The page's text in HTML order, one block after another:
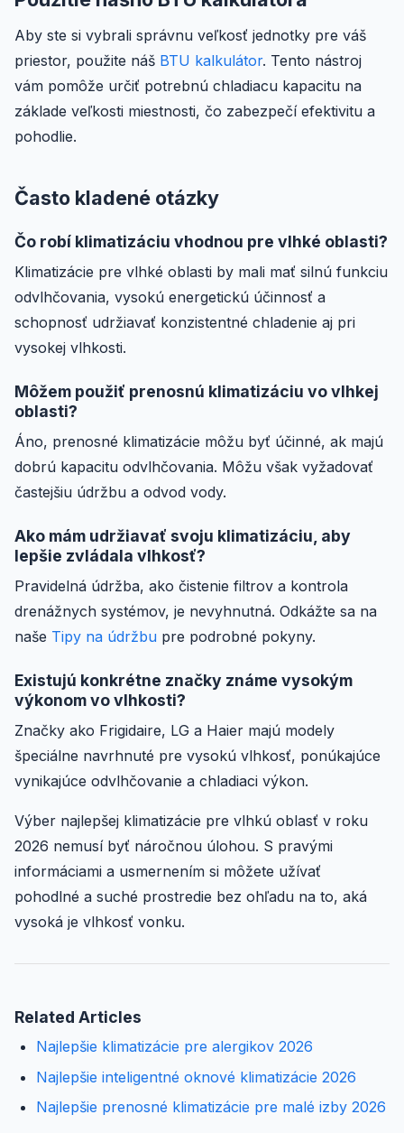
Aby ste si vybrali správnu veľkosť jednotky pre váš
priestor, použite náš BTU kalkulátor. Tento nástroj
vám pomôže určiť potrebnú chladiacu kapacitu na
základe veľkosti miestnosti, čo zabezpečí efektivitu a
pohodlie.
Často kladené otázky
Čo robí klimatizáciu vhodnou pre vlhké oblasti?
Klimatizácie pre vlhké oblasti by mali mať silnú funkciu
odvlhčovania, vysokú energetickú účinnosť a
schopnosť udržiavať konzistentné chladenie aj pri
vysokej vlhkosti.
Môžem použiť prenosnú klimatizáciu vo vlhkej
oblasti?
Áno, prenosné klimatizácie môžu byť účinné, ak majú
dobrú kapacitu odvlhčovania. Môžu však vyžadovať
častejšiu údržbu a odvod vody.
Ako mám udržiavať svoju klimatizáciu, aby
lepšie zvládala vlhkosť?
Pravidelná údržba, ako čistenie filtrov a kontrola
drenážnych systémov, je nevyhnutná. Odkážte sa na
naše Tipy na údržbu pre podrobné pokyny.
Existujú konkrétne značky známe vysokým
výkonom vo vlhkosti?
Značky ako Frigidaire, LG a Haier majú modely
špeciálne navrhnuté pre vysokú vlhkosť, ponúkajúce
vynikajúce odvlhčovanie a chladiaci výkon.
Výber najlepšej klimatizácie pre vlhkú oblasť v roku
2026 nemusí byť náročnou úlohou. S pravými
informáciami a usmernením si môžete užívať
pohodlné a suché prostredie bez ohľadu na to, aká
vysoká je vlhkosť vonku.
Related Articles
Najlepšie klimatizácie pre alergikov 2026
Najlepšie inteligentné oknové klimatizácie 2026
Najlepšie prenosné klimatizácie pre malé izby 2026